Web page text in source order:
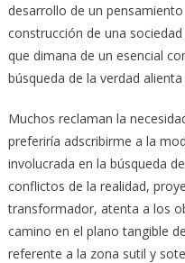
desarrollo de un
construcción de una
que dimana de un esencial
búsqueda de la verdad
Muchos reclaman la
preferiría adscribirme a la
involucrada en la búsqueda
conflictos de la realidad,
transformador, atenta a los
camino en el plano tangible
referente a la zona sutil y